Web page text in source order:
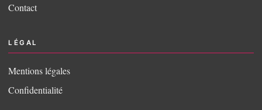
Contact
LÉGAL
Mentions légales
Confidentialité